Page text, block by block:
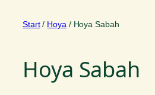
Start/ Hoya / Hoya Sabah
Hoya Sabah